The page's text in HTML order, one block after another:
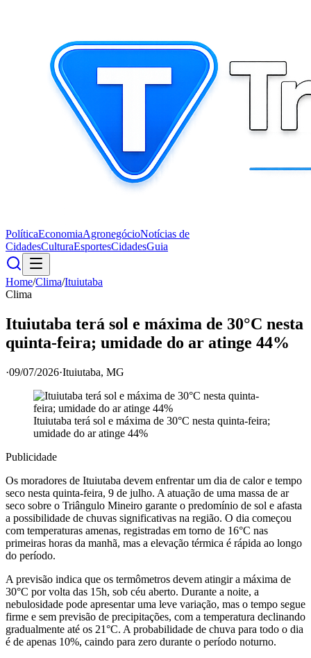
PolíticaEconomiaAgronegócioNotícias de
CidadesCulturaEsportesCidadesGuia
Home/Clima/Ituiutaba
Clima
Ituiutaba terá sol e máxima de 30°C nesta
quinta-feira; umidade do ar atinge 44%
·09/07/2026·Ituiutaba, MG
Ituiutaba terá sol e máxima de 30°C nesta quinta-feira;
umidade do ar atinge 44%
Publicidade
Os moradores de Ituiutaba devem enfrentar um dia de calor e tempo
seco nesta quinta-feira, 9 de julho. A atuação de uma massa de ar
seco sobre o Triângulo Mineiro garante o predomínio de sol e afasta
a possibilidade de chuvas significativas na região. O dia começou
com temperaturas amenas, registradas em torno de 16°C nas
primeiras horas da manhã, mas a elevação térmica é rápida ao longo
do período.
A previsão indica que os termômetros devem atingir a máxima de
30°C por volta das 15h, sob céu aberto. Durante a noite, a
nebulosidade pode apresentar uma leve variação, mas o tempo segue
firme e sem previsão de precipitações, com a temperatura declinando
gradualmente até os 21°C. A probabilidade de chuva para todo o dia
é de apenas 10%, caindo para zero durante o período noturno.